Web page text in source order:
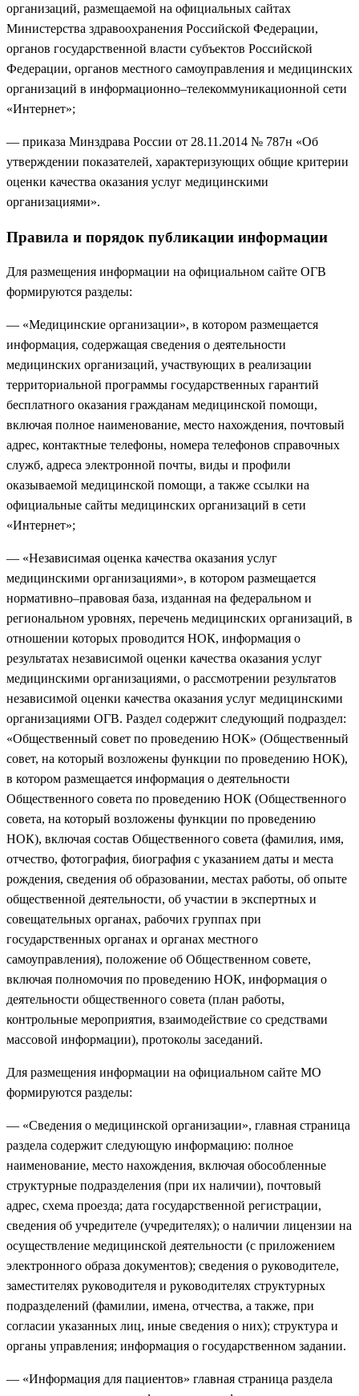
организаций, размещаемой на официальных сайтах
Министерства здравоохранения Российской Федерации,
органов государственной власти субъектов Российской
Федерации, органов местного самоуправления и медицинских
организаций в информационно–телекоммуникационной сети
«Интернет»;
— приказа Минздрава России от 28.11.2014 № 787н «Об
утверждении показателей, характеризующих общие критерии
оценки качества оказания услуг медицинскими
организациями».
Правила и порядок публикации информации
Для размещения информации на официальном сайте ОГВ
формируются разделы:
— «Медицинские организации», в котором размещается
информация, содержащая сведения о деятельности
медицинских организаций, участвующих в реализации
территориальной программы государственных гарантий
бесплатного оказания гражданам медицинской помощи,
включая полное наименование, место нахождения, почтовый
адрес, контактные телефоны, номера телефонов справочных
служб, адреса электронной почты, виды и профили
оказываемой медицинской помощи, а также ссылки на
официальные сайты медицинских организаций в сети
«Интернет»;
— «Независимая оценка качества оказания услуг
медицинскими организациями», в котором размещается
нормативно–правовая база, изданная на федеральном и
региональном уровнях, перечень медицинских организаций, в
отношении которых проводится НОК, информация о
результатах независимой оценки качества оказания услуг
медицинскими организациями, о рассмотрении результатов
независимой оценки качества оказания услуг медицинскими
организациями ОГВ. Раздел содержит следующий подраздел:
«Общественный совет по проведению НОК» (Общественный
совет, на который возложены функции по проведению НОК),
в котором размещается информация о деятельности
Общественного совета по проведению НОК (Общественного
совета, на который возложены функции по проведению
НОК), включая состав Общественного совета (фамилия, имя,
отчество, фотография, биография с указанием даты и места
рождения, сведения об образовании, местах работы, об опыте
общественной деятельности, об участии в экспертных и
совещательных органах, рабочих группах при
государственных органах и органах местного
самоуправления), положение об Общественном совете,
включая полномочия по проведению НОК, информация о
деятельности общественного совета (план работы,
контрольные мероприятия, взаимодействие со средствами
массовой информации), протоколы заседаний.
Для размещения информации на официальном сайте МО
формируются разделы:
— «Сведения о медицинской организации», главная страница
раздела содержит следующую информацию: полное
наименование, место нахождения, включая обособленные
структурные подразделения (при их наличии), почтовый
адрес, схема проезда; дата государственной регистрации,
сведения об учредителе (учредителях); о наличии лицензии на
осуществление медицинской деятельности (с приложением
электронного образа документов); сведения о руководителе,
заместителях руководителя и руководителях структурных
подразделений (фамилии, имена, отчества, а также, при
согласии указанных лиц, иные сведения о них); структура и
органы управления; информация о государственном задании.
— «Информация для пациентов» главная страница раздела